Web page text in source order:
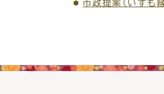
市政提案（いずも